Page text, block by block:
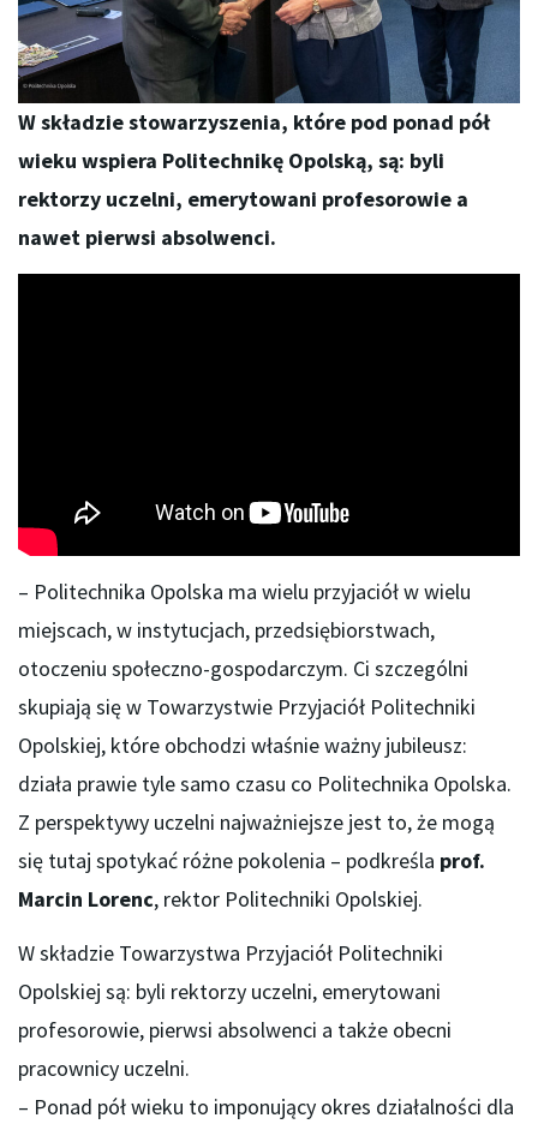
W składzie stowarzyszenia, które pod ponad pół
wieku wspiera Politechnikę Opolską, są: byli
rektorzy uczelni, emerytowani profesorowie a
nawet pierwsi absolwenci.
– Politechnika Opolska ma wielu przyjaciół w wielu
miejscach, w instytucjach, przedsiębiorstwach,
otoczeniu społeczno-gospodarczym. Ci szczególni
skupiają się w Towarzystwie Przyjaciół Politechniki
Opolskiej, które obchodzi właśnie ważny jubileusz:
działa prawie tyle samo czasu co Politechnika Opolska.
Z perspektywy uczelni najważniejsze jest to, że mogą
się tutaj spotykać różne pokolenia – podkreśla prof.
Marcin Lorenc, rektor Politechniki Opolskiej.
W składzie Towarzystwa Przyjaciół Politechniki
Opolskiej są: byli rektorzy uczelni, emerytowani
profesorowie, pierwsi absolwenci a także obecni
pracownicy uczelni.
– Ponad pół wieku to imponujący okres działalności dla